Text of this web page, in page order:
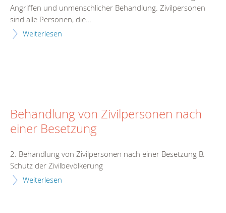
Angriffen und unmenschlicher Behandlung. Zivilpersonen
sind alle Personen, die...
Weiterlesen
Behandlung von Zivilpersonen nach
einer Besetzung
2. Behandlung von Zivilpersonen nach einer Besetzung B.
Schutz der Zivilbevölkerung
Weiterlesen